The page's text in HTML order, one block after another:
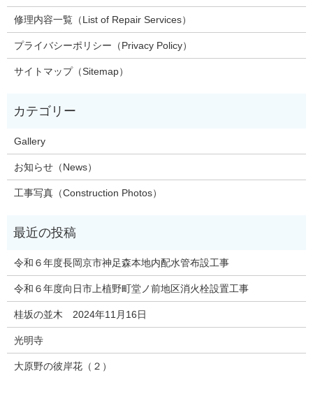
修理内容一覧（List of Repair Services）
プライバシーポリシー（Privacy Policy）
サイトマップ（Sitemap）
Gallery
お知らせ（News）
工事写真（Construction Photos）
令和６年度長岡京市神足森本地内配水管布設工事
令和６年度向日市上植野町堂ノ前地区消火栓設置工事
桂坂の並木 2024年11月16日
光明寺
大原野の彼岸花（２）